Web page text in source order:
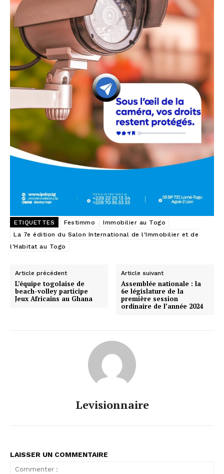
ETIQUETTES Festimmo
Immobilier au Togo
La 7e édition du Salon International de l'Immobilier et de
l'Habitat au Togo
Article précédent
L’équipe togolaise de
beach-volley participe
Jeux Africains au Ghana
Article suivant
Assemblée nationale : la
6e législature de la
première session
ordinaire de l’année 2024
Levisionnaire
LAISSER UN COMMENTAIRE